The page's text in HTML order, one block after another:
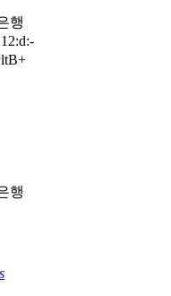
행
행